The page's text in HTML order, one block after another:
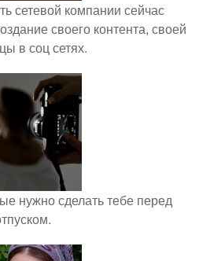
сетевой компании сейчас
своего контента, своей
в соц сетях.
нужно сделать тебе перед